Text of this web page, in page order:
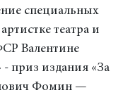
специальных
театра и
Валентине
приз издания «За
Фомин —